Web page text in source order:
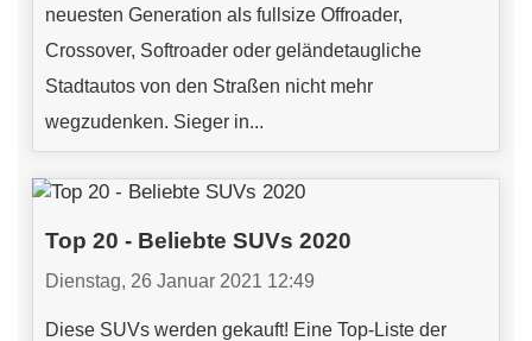
neuesten Generation als fullsize Offroader,
Crossover, Softroader oder geländetaugliche
Stadtautos von den Straßen nicht mehr
wegzudenken. Sieger in...
Top 20 - Beliebte SUVs 2020
Dienstag, 26 Januar 2021 12:49
Diese SUVs werden gekauft! Eine Top-Liste der